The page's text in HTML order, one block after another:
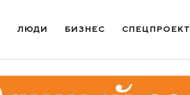
ЛЮДИ БИЗНЕС СПЕЦПРОЕКТ